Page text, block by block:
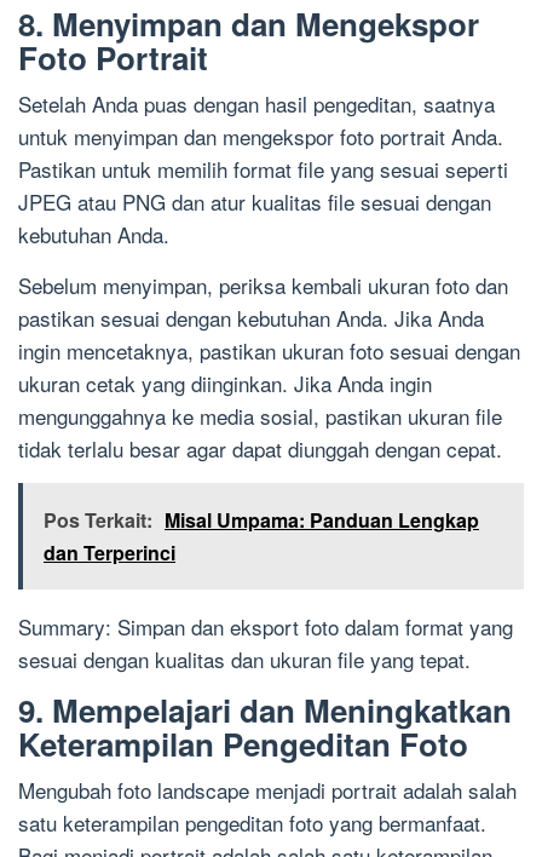
8. Menyimpan dan Mengekspor
Foto Portrait
Setelah Anda puas dengan hasil pengeditan, saatnya
untuk menyimpan dan mengekspor foto portrait Anda.
Pastikan untuk memilih format file yang sesuai seperti
JPEG atau PNG dan atur kualitas file sesuai dengan
kebutuhan Anda.
Sebelum menyimpan, periksa kembali ukuran foto dan
pastikan sesuai dengan kebutuhan Anda. Jika Anda
ingin mencetaknya, pastikan ukuran foto sesuai dengan
ukuran cetak yang diinginkan. Jika Anda ingin
mengunggahnya ke media sosial, pastikan ukuran file
tidak terlalu besar agar dapat diunggah dengan cepat.
Pos Terkait: Misal Umpama: Panduan Lengkap
dan Terperinci
Summary: Simpan dan eksport foto dalam format yang
sesuai dengan kualitas dan ukuran file yang tepat.
9. Mempelajari dan Meningkatkan
Keterampilan Pengeditan Foto
Mengubah foto landscape menjadi portrait adalah salah
satu keterampilan pengeditan foto yang bermanfaat.